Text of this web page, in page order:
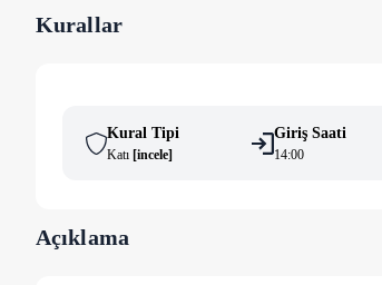
Kurallar
Kural Tipi
Katı [i̇ncele]
Giriş Saati
14:00
Açıklama